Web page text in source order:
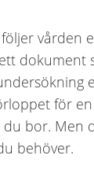
vården
dokument
för
du bor. Men
behöver.